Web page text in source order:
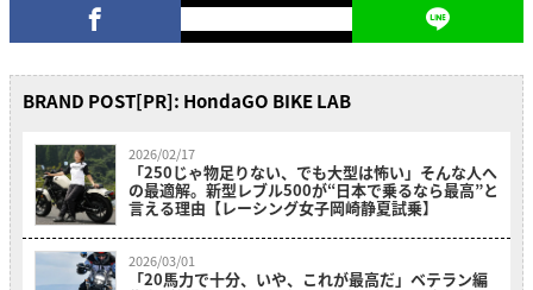
BRAND POST[PR]: HondaGO BIKE LAB
2026/02/17
「250じゃ物足りない、でも大型は怖い」そんな人へ
の最適解。新型レブル500が“日本で乗るなら最高”と
言える理由【レーシング女子岡崎静夏試乗】
2026/03/01
「20馬力で十分、いや、これが最高だ」ベテラン編